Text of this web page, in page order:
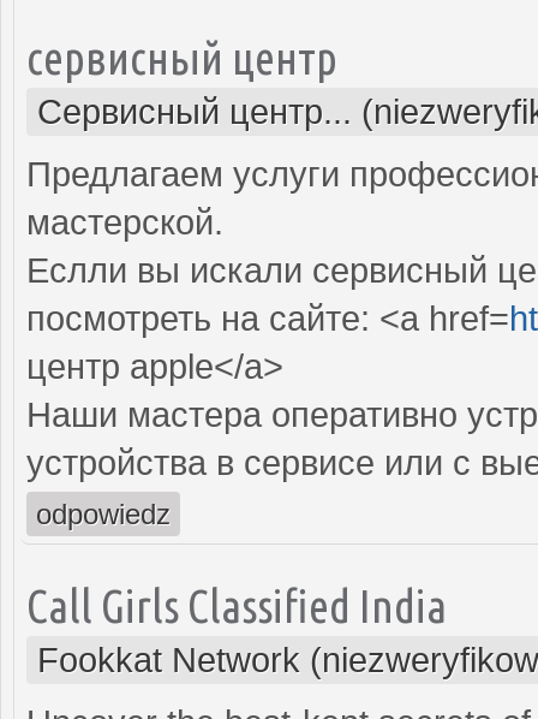
сервисный центр
Сервисный центр...
Предлагаем услуги
мастерской.
Еслли вы искали сервисный
посмотреть на сайте: <a href=
центр apple</a>
Наши мастера оперативно
устройства в сервисе или с
odpowiedz
Call Girls Classified India
Fookkat Network